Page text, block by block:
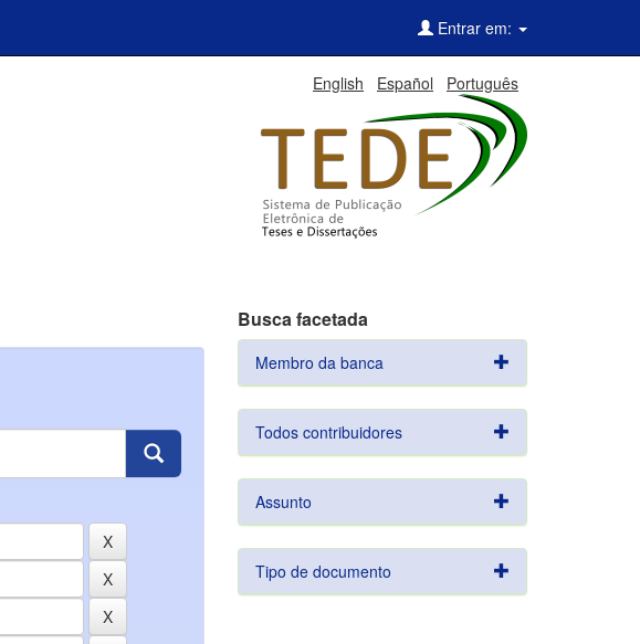
Entrar em:
English Español Português
Busca facetada
Membro da banca
Todos contribuidores
Assunto
Tipo de documento